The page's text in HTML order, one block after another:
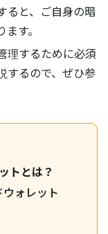
ると、ご自身の暗
す。
理するために必須
するので、ぜひ参
トとは？
ォレット